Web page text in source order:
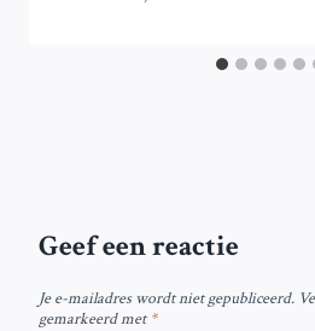
Geef een reactie
Je e-mailadres wordt niet gepubliceerd.
gemarkeerd met*